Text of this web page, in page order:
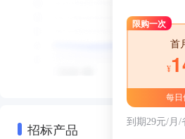
招标产品
限购一次
首
¥
每日
到期29元/月/